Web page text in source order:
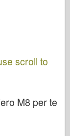
scroll to
M8 per te